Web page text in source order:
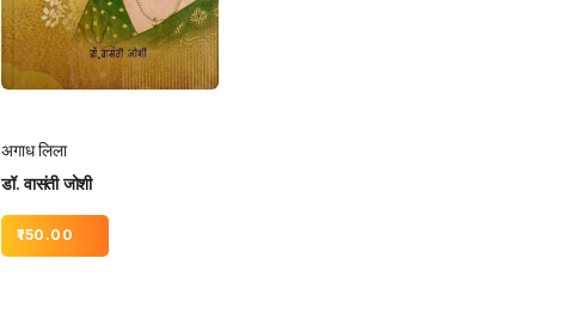
अगाध लिला
डॉ. वासंती जोशी
150.00